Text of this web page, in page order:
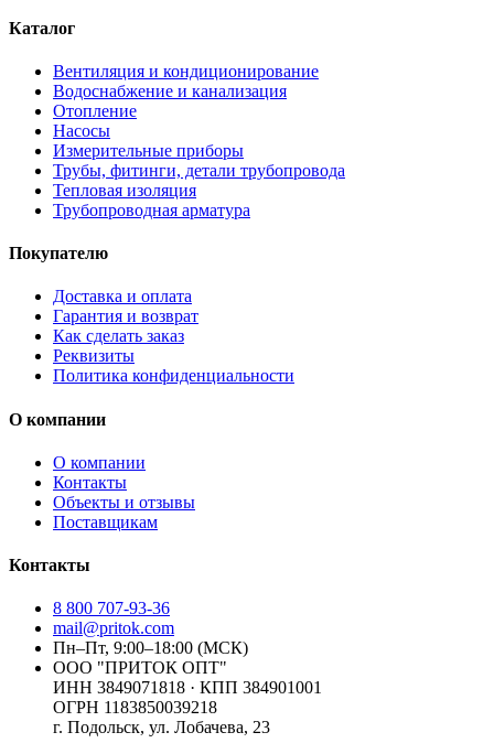
Каталог
Вентиляция и кондиционирование
Водоснабжение и канализация
Отопление
Насосы
Измерительные приборы
Трубы, фитинги, детали трубопровода
Тепловая изоляция
Трубопроводная арматура
Покупателю
Доставка и оплата
Гарантия и возврат
Как сделать заказ
Реквизиты
Политика конфиденциальности
О компании
О компании
Контакты
Объекты и отзывы
Поставщикам
Контакты
8 800 707-93-36
mail@pritok.com
Пн–Пт, 9:00–18:00 (МСК)
ООО "ПРИТОК ОПТ"
ИНН 3849071818 · КПП 384901001
ОГРН 1183850039218
г. Подольск, ул. Лобачева, 23